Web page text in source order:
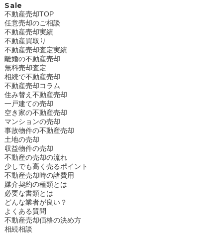
Sale
不動産売却TOP
任意売却のご相談
不動産売却実績
不動産買取り
不動産売却査定実績
離婚の不動産売却
無料売却査定
相続で不動産売却
不動産売却コラム
住み替え不動産売却
一戸建ての売却
空き家の不動産売却
マンションの売却
事故物件の不動産売却
土地の売却
収益物件の売却
不動産の売却の流れ
少しでも高く売るポイント
不動産売却時の諸費用
媒介契約の種類とは
必要な書類とは
どんな業者が良い？
よくある質問
不動産売却価格の決め方
相続相談